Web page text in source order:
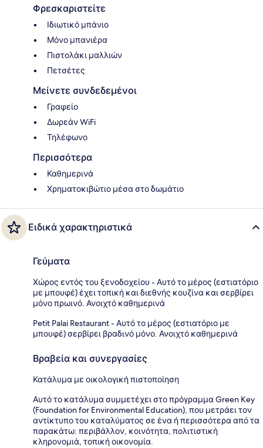
Φρεσκαριστείτε
Ιδιωτικό μπάνιο
Μόνο μπανιέρα
Πιστολάκι μαλλιών
Πετσέτες
Μείνετε συνδεδεμένοι
Γραφείο
Δωρεάν WiFi
Τηλέφωνο
Περισσότερα
Καθημερινά
Χρηματοκιβώτιο μέσα στο δωμάτιο
Ειδικά χαρακτηριστικά
Γεύματα
Χώρος εντός του ξενοδοχείου - Αυτό το μέρος (εστιατόριο
με μπουφέ) έχει τοπική και διεθνής κουζίνα και σερβίρει
μόνο πρωινό. Ανοιχτό καθημερινά
Petit Palai Restaurant - Αυτό το μέρος (εστιατόριο με
μπουφέ) σερβίρει βραδινό μόνο. Ανοιχτό καθημερινά
Βραβεία και συνεργασίες
Κατάλυμα με οικολογική πιστοποίηση
Αυτό το κατάλυμα συμμετέχει στο πρόγραμμα Green Key
(Foundation for Environmental Education), που μετράει τον
αντίκτυπο του καταλύματος σε ένα ή περισσότερα από τα
παρακάτω: περιβάλλον, κοινότητα, πολιτιστική
κληρονομιά, τοπική οικονομία.